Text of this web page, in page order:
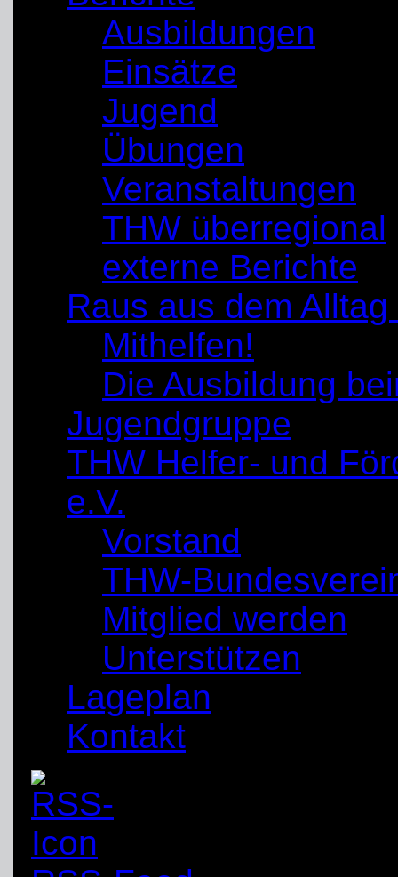
Ausbildungen
Einsätze
Jugend
Übungen
Veranstaltungen
THW überregional
externe Berichte
Raus aus dem
Mithelfen!
Die Ausbildung
Jugendgruppe
THW Helfer- und
e.V.
Vorstand
THW-
Mitglied werden
Unterstützen
Lageplan
Kontakt